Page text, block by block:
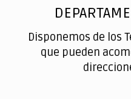
Disponemos de los
que pueden